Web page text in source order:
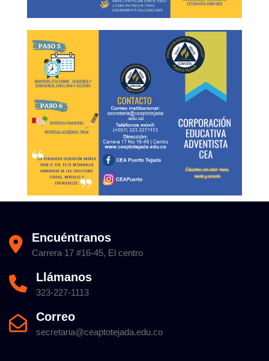
Encuéntranos
Carrera 17 #16-45, El centro
Llámanos
323-227-1113
Correo
secretaria@ceaptotejada.edu.co